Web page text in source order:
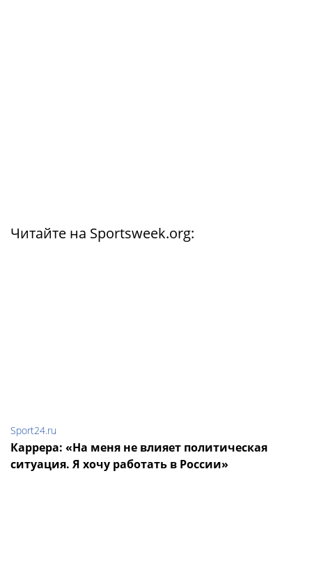
Читайте на Sportsweek.org:
Sport24.ru
Каррера: «На меня не влияет политическая
ситуация. Я хочу работать в России»